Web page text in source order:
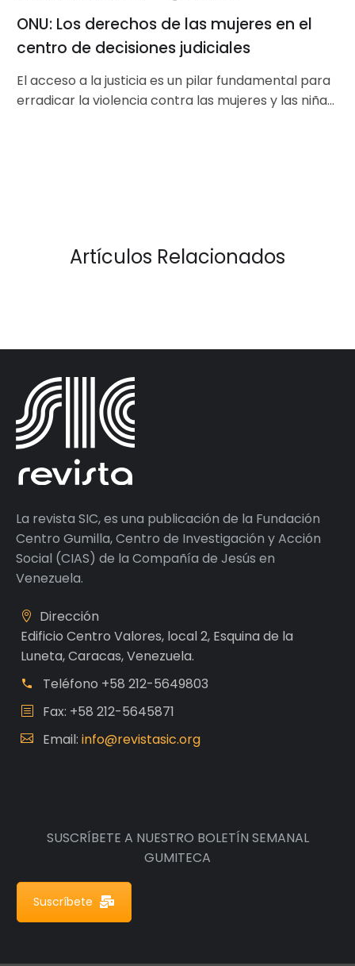
ONU: Los derechos de las mujeres en el
centro de decisiones judiciales
El acceso a la justicia es un pilar fundamental para
erradicar la violencia contra las mujeres y las niñas.
Artículos Relacionados
La revista SIC, es una publicación de la Fundación
Centro Gumilla, Centro de Investigación y Acción
Social (CIAS) de la Compañía de Jesús en
Venezuela.
Dirección
Edificio Centro Valores, local 2, Esquina de la
Luneta, Caracas, Venezuela.
Teléfono +58 212-5649803
Fax: +58 212-5645871
Email: info@revistasic.org
SUSCRÍBETE A NUESTRO BOLETÍN SEMANAL
GUMITECA
Suscríbete